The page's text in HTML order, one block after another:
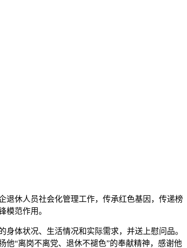
退休人员社会化管理工作，传承红色基因，传递榜
模范作用。
体状况、生活情况和实际需求，并送上慰问品。
“离岗不离党、退休不褪色”的奉献精神，感谢他